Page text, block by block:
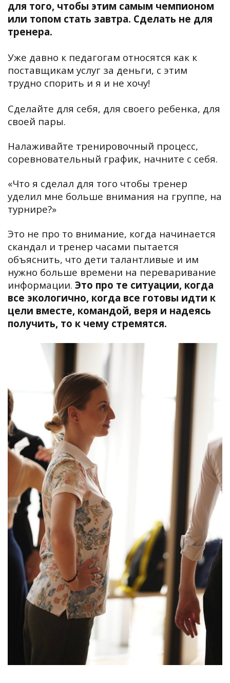
для того, чтобы этим самым чемпионом
или топом стать завтра. Сделать не для
тренера.
Уже давно к педагогам относятся как к
поставщикам услуг за деньги, с этим
трудно спорить и я и не хочу!
Сделайте для себя, для своего ребенка, для
своей пары.
Налаживайте тренировочный процесс,
соревновательный график, начните с себя.
«Что я сделал для того чтобы тренер
уделил мне больше внимания на группе, на
турнире?»
Это не про то внимание, когда начинается
скандал и тренер часами пытается
объяснить, что дети талантливые и им
нужно больше времени на переваривание
информации. Это про те ситуации, когда
все экологично, когда все готовы идти к
цели вместе, командой, веря и надеясь
получить, то к чему стремятся.